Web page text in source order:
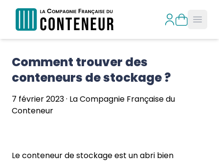
Comment trouver des
conteneurs de stockage ?
7 février 2023· La Compagnie Française du
Conteneur
Le conteneur de stockage est un abri bien